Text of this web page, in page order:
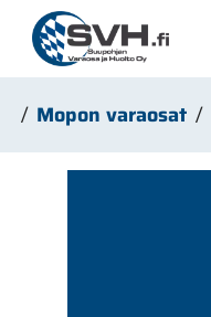
Siirry pääsisältöön
Mopon varaosat